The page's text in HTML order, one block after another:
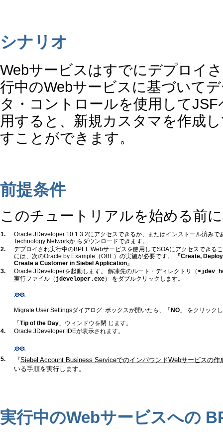
シナリオ
Webサービスはすでにデプロイ
行中のWebサービスに基づいて
タ・コントロールを使用して
用すると、新規カスタマを作成
すことができます。
前提条件
このチュートリアルを始める前
1.
Oracle JDeveloper 10.1.3.2にアクセスできるか、またはインストール済みで
Technology Networkか らダウンロードできます。
2.
デプロイされ実行中のBPEL Webサービスを使用してSOAにアクセスできる
には、次のOracle by Example（OBE） の実施が必要です。 『Create,
Create a Customer in Siebel Application』
3.
Oracle JDeveloperを起動します。 解凍先のルート・ディレクトリ（
実行ファイル（jdeveloper.exe） をダブルクリックします。
Migrate User Settingsダイアログ･ボックスが開いたら、「NO 」 をクリック
「Tip of the Day 」ウィンドウを閉 じます。
4.
Oracle JDeveloper IDEが表示されます。
5. 『Siebel Account Business ServiceでのインバウンドWebサービスの作
いる手順を実行します。
実行中のWebサービスへの